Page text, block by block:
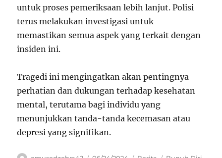
untuk proses pemeriksaan lebih lanjut. Polisi
terus melakukan investigasi untuk
memastikan semua aspek yang terkait dengan
insiden ini.
Tragedi ini mengingatkan akan pentingnya
perhatian dan dukungan terhadap kesehatan
mental, terutama bagi individu yang
menunjukkan tanda-tanda kecemasan atau
depresi yang signifikan.